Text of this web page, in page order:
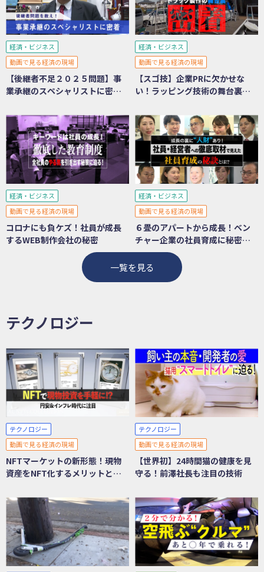
経済・ビジネス
動画で見る経済の現場
【後継者不足２０２５問題】事
業承継のスペシャリストに密
経済・ビジネス
動画で見る経済の現場
【スゴ技】企業PRに欠かせな
い！ラッピング技術の舞台裏に
経済・ビジネス
動画で見る経済の現場
コロナにも負ケズ！社員が成長
するWEB制作会社の秘密
経済・ビジネス
動画で見る経済の現場
６畳のアパートから成長！ベン
チャー企業の社員育成に秘密あ
り
一覧を見る
テクノロジー
テクノロジー
動画で見る経済の現場
NFTマーケットの新形態！現物
資産をNFT化するメリットと
テクノロジー
動画で見る経済の現場
【世界初】24時間猫の健康を見
守る！前澤社長も注目の技術